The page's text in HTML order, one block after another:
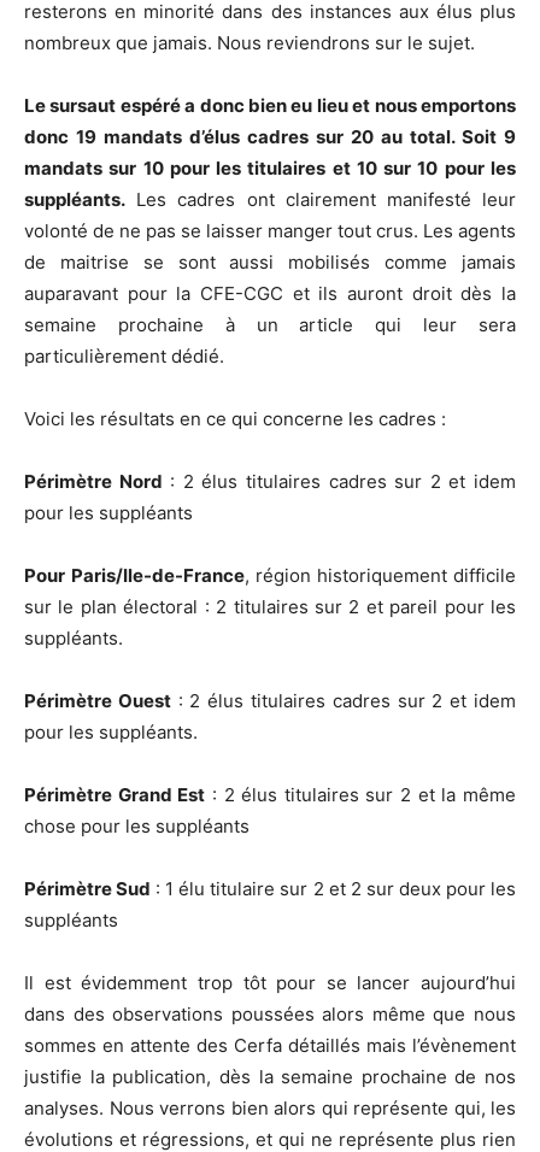
resterons en minorité dans des instances aux élus plus
nombreux que jamais. Nous reviendrons sur le sujet.
Le sursaut espéré a donc bien eu lieu et nous emportons
donc 19 mandats d’élus cadres sur 20 au total. Soit 9
mandats sur 10 pour les titulaires et 10 sur 10 pour les
suppléants. Les cadres ont clairement manifesté leur
volonté de ne pas se laisser manger tout crus. Les agents
de maitrise se sont aussi mobilisés comme jamais
auparavant pour la CFE-CGC et ils auront droit dès la
semaine prochaine à un article qui leur sera
particulièrement dédié.
Voici les résultats en ce qui concerne les cadres :
Périmètre Nord : 2 élus titulaires cadres sur 2 et idem
pour les suppléants
Pour Paris/Ile-de-France, région historiquement difficile
sur le plan électoral : 2 titulaires sur 2 et pareil pour les
suppléants.
Périmètre Ouest: 2 élus titulaires cadres sur 2 et idem
pour les suppléants.
Périmètre Grand Est : 2 élus titulaires sur 2 et la même
chose pour les suppléants
Périmètre Sud : 1 élu titulaire sur 2 et 2 sur deux pour les
suppléants
Il est évidemment trop tôt pour se lancer aujourd’hui
dans des observations poussées alors même que nous
sommes en attente des Cerfa détaillés mais l’évènement
justifie la publication, dès la semaine prochaine de nos
analyses. Nous verrons bien alors qui représente qui, les
évolutions et régressions, et qui ne représente plus rien